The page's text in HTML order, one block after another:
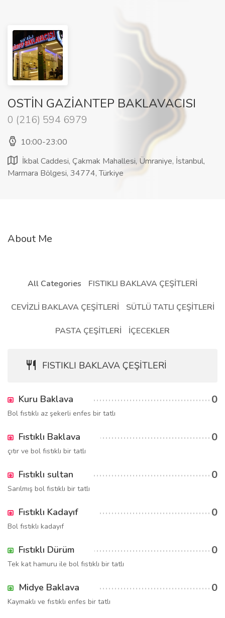
OSTİN GAZİANTEP BAKLAVACISI
0 (216) 594 6979
10:00-23:00
İkbal Caddesi, Çakmak Mahallesi, Ümraniye, İstanbul,
Marmara Bölgesi, 34774, Türkiye
About Me
All Categories FISTIKLI BAKLAVA ÇEŞİTLERİ
CEVİZLİ BAKLAVA ÇEŞİTLERİ SÜTLÜ TATLI ÇEŞİTLERİ
PASTA ÇEŞİTLERİ İÇECEKLER
FISTIKLI BAKLAVA ÇEŞİTLERİ
Kuru Baklava 0
Bol fıstıklı az şekerli enfes bir tatlı
Fıstıklı Baklava 0
çıtır ve bol fıstıklı bir tatlı
Fıstıklı sultan 0
Sarılmış bol fıstıklı bir tatlı
Fıstıklı Kadayıf 0
Bol fıstıklı kadayıf
Fıstıklı Dürüm 0
Tek kat hamuru ile bol fıstıklı bir tatlı
Midye Baklava 0
Kaymaklı ve fıstıklı enfes bir tatlı